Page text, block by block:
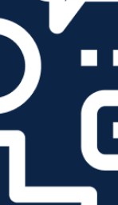
от 1550 ₽
от 1600 ₽